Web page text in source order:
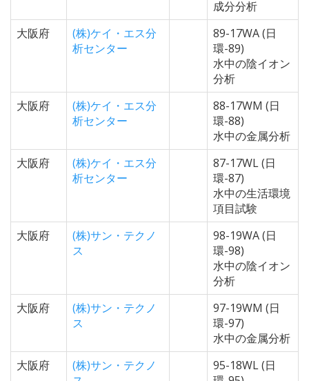
成分分析
大阪府
(株)ケイ・エス分
析センター
89-17WA (日
環-89)
水中の陰イオン
分析
大阪府
(株)ケイ・エス分
析センター
88-17WM (日
環-88)
水中の金属分析
大阪府
(株)ケイ・エス分
析センター
87-17WL (日
環-87)
水中の生活環境
項目試験
大阪府
(株)サン・テクノ
ス
98-19WA (日
環-98)
水中の陰イオン
分析
大阪府
(株)サン・テクノ
ス
97-19WM (日
環-97)
水中の金属分析
大阪府
(株)サン・テクノ
95-18WL (日